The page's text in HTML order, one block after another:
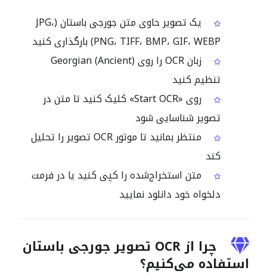
یک تصویر حاوی متن جورجی باستان (JPG،
PNG، TIFF، BMP، GIF، WEBP) بارگذاری کنید
زبان OCR را روی Georgian (Ancient)
تنظیم کنید
روی «Start OCR» کلیک کنید تا متن در
تصویر شناسایی شود
منتظر بمانید تا موتور OCR تصویر را تحلیل
کند
متن استخراج‌شده را کپی کنید یا در فرمت
دلخواه خود دانلود نمایید
چرا از OCR تصویر جورجی باستان
استفاده می‌کنیم؟